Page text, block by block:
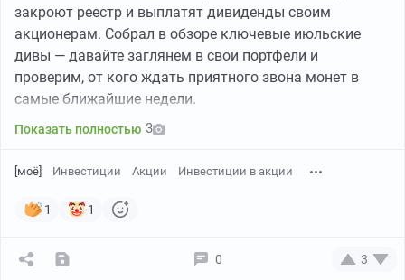
Как повела себя техподдержка:
Приглашение поучаствовать в акции
Я честно набрала корзину, в которой среди прочего
были весовые продукты (курица, овощи). Сумма
заказа при оплате была больше 1600 рублей. При
оформлении оплаты было указано, сколько вернётся
кэшбэк). Скрин я не сделала, так как не думала, что
довольная и жду доставку.
Но на этапе сборки в магазине началось «веселье».
закроют реестр и выплатят дивиденды своим
акционерам. Собрал в обзоре ключевые июльские
дивы — давайте заглянем в свои портфели и
проверим, от кого ждать приятного звона монет в
самые ближайшие недели.
Показать полностью 3
[моё] Инвестиции Акции Инвестиции в акции
1 1
0 3